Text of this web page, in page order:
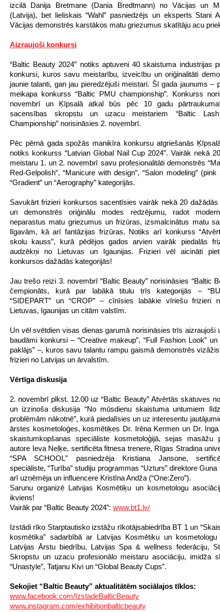
izcilā Danija Bretmane (Dania Bredtmann) no Vācijas un
(Latvija), bet lieliskais “Wahl” pasniedzējs un eksperts Stani
Vācijas demonstrēs karstākos matu griezumus skatītāju acu
Aizraujoši konkursi
“Baltic Beauty 2024” notiks aptuveni 40 skaistuma industrijas
konkursi, kuros savu meistarību, izveicību un oriģinalitāti
jaunie talanti, gan jau pieredzējuši meistari. Šī gada jaunums –
meikapa konkurss “Baltic PMU championship”. Konkurss
novembrī un Ķīpsalā atkal būs pēc 10 gadu
sacensības skropstu un uzacu meistariem “Baltic
Championship” norisināsies 2. novembrī.
Pēc pērnā gada spožās manikīra konkursu atgriešanās
notiks konkurss “Latvian Global Nail Cup 2024”. Vairāk nekā
meistaru 1. un 2. novembrī savu profesionalitāti demonstrēs
Red-Gelpolish”, “Manicure with design”, “Salon modeling”
“Gradient” un “Aerography” kategorijās.
Savukārt frizieri konkursos sacentīsies vairāk nekā 20 dažādās
un demonstrēs oriģinālu modes redzējumu, radot
neparastus matu griezumus un frizūras, izsmalcinātus matu
līgavām, kā arī fantāzijas frizūras. Notiks arī konkurss
skolu kauss”, kurā pēdējos gados arvien vairāk piedalās
audzēkņi no Lietuvas un Igaunijas. Frizieri vēl aicināti
konkursos dažādās kategorijās!
Jau trešo reizi 3. novembrī “Baltic Beauty” norisināsies “Baltic
čempionāts, kurā par labākā titulu trīs kategorijās –
“SIDEPART” un “CROP” – cīnīsies labākie vīriešu frizieri
Lietuvas, Igaunijas un citām valstīm.
Un vēl svētdien visas dienas garumā norisināsies trīs aizraujoši
baudāmi konkursi – “Creative makeup”, “Full Fashion Look” un
paklājs” –, kuros savu talantu rampu gaismā demonstrēs
frizieri no Latvijas un ārvalstīm.
Vērtīga diskusija
2. novembrī plkst. 12.00 uz “Baltic Beauty” Atvērtās skatuves
un izzinoša diskusija “No mūsdienu skaistuma untumiem
problēmām nākotnē”, kurā piedalīsies un uz interesentu
ārstes kosmetoloģes, kosmētiķes Dr. Irēna Kermen un Dr.
skaistumkopšanas speciāliste kosmetoloģijā, sejas masāžu
autore Ieva Neļķe, sertificēta fitnesa trenere, Rīgas Stradiņa
“SPA SCHOOL” pasniedzēja Kristiana Jansone,
speciāliste, “Turība” studiju programmas “Uzturs” direktore
arī uzņēmēja un influencere Kristīna Andža (“One:Zero”).
Sarunu organizē Latvijas Kosmētiķu un kosmetologu
ikviens!
Vairāk par “Baltic Beauty 2024”: www.bt1.lv/
Izstādi rīko Starptautisko izstāžu rīkotājsabiedrība BT 1 un
kosmētika” sadarbībā ar Latvijas Kosmētiķu un kosmetologu
Latvijas Ārstu biedrību, Latvijas Spa & wellness federāciju,
Skropstu un uzacu profesionālo meistaru asociāciju, imidža
“Unastyle”, Tatjanu Kivi un “Global Beauty Cups”.
Sekojiet “Baltic Beauty” aktualitātēm sociālajos tīklos:
www.facebook.com/IzstadeBalticBeauty
www.instagram.com/exhibitionbalticbeauty